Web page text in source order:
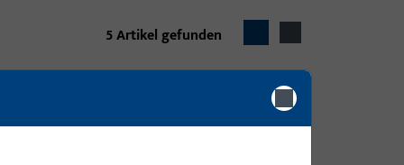
Artikel gefunden